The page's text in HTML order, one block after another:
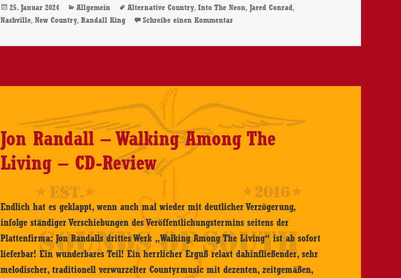
Veröffentlicht
am
25. Januar 2024 Kategorien
Allgemein Schlagwörter
Alternative Country,Into The Neon,Jared Conrad,
Nashville,New Country,Randall King Schreibe einen Kommentarzu Randall King – Into The Neon – CD-Review
Jon Randall – Walking Among The
Living – CD-Review
Endlich hat es geklappt, wenn auch mal wieder mit deutlicher Verzögerung,
infolge ständiger Verschiebungen des Veröffentlichungstermins seitens der
Plattenfirma: Jon Randalls drittes Werk „Walking Among The Living“ ist ab sofort
lieferbar! Ein wunderbares Teil! Ein herrlicher Erguß relaxt dahinfließender, sehr
melodischer, traditionell verwurzelter Countyrmusic mit dezenten, zeitgemäßen,